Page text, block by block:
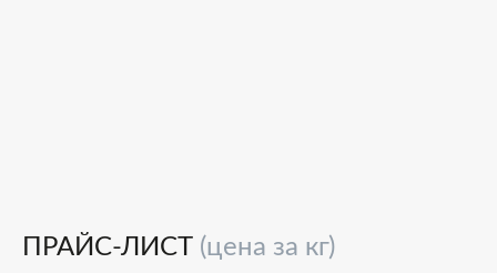
ПРАЙС-ЛИСТ (цена за кг)